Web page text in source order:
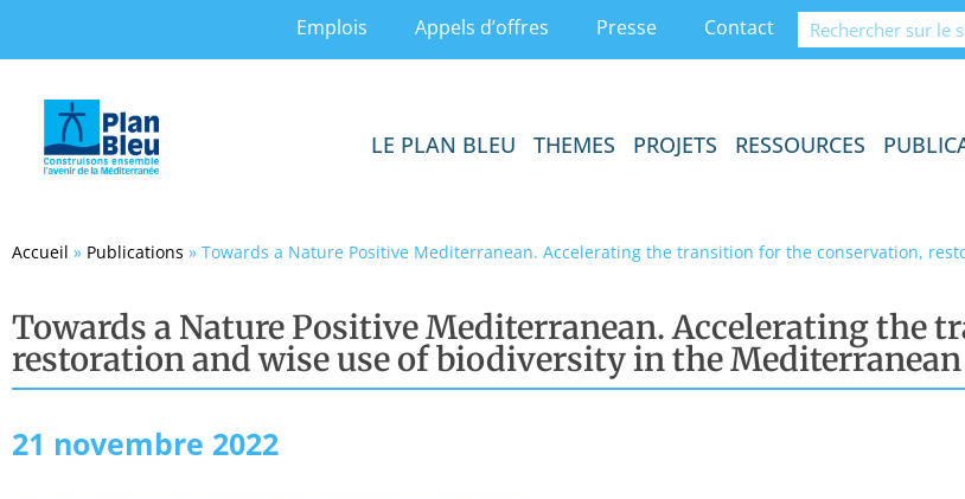
Emplois Appels d’offres Presse Contact
LE PLAN BLEU THEMES PROJETS RESSOURCES
Accueil » Publications » Towards a Nature Positive Mediterranean. Accelerating the transition for the conservation,
Towards a Nature Positive Mediterranean. Accelerating the
restoration and wise use of biodiversity in the Mediterranean
21 novembre 2022